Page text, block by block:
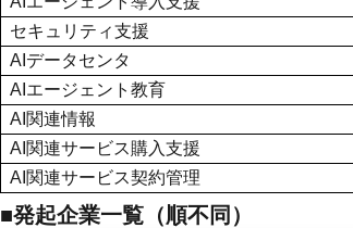
セキュリティ支援
AIデータセンタ
AIエージェント教育
AI関連情報
AI関連サービス購入支援
AI関連サービス契約管理
■発起企業一覧（順不同）